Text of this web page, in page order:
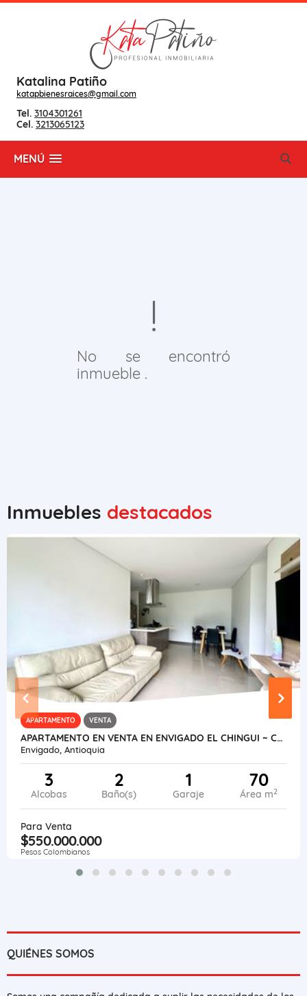
Katalina Patiño
katapbienesraices@gmail.com
Tel. 3104301261
Cel. 3213065123
MENÚ
No se encontró
inmueble .
Inmuebles destacados
APARTAMENTO VENTA
APARTAMENTO EN VENTA EN ENVIGADO EL CHINGUI ~ CALIFORNIA
Envigado, Antioquia
3
Alcobas
2
Baño(s)
1
Garaje
70
Área m2
Para Venta
$550.000.000
Pesos Colombianos
QUIÉNES SOMOS